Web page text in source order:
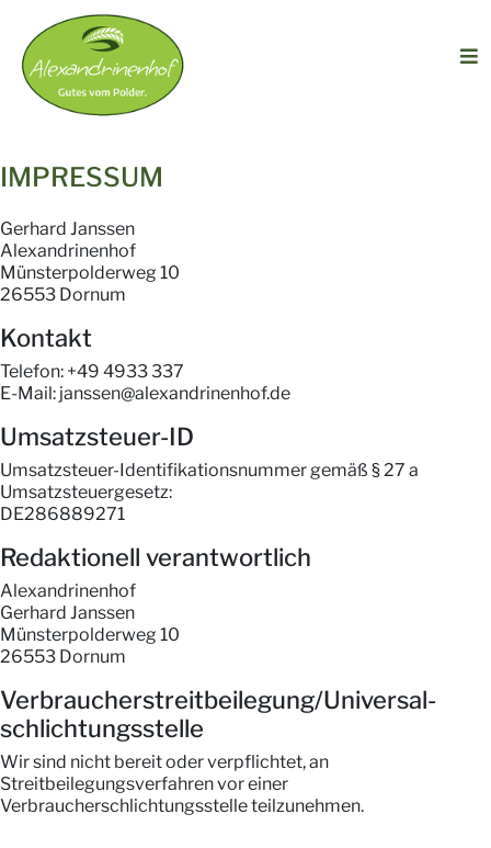
IMPRESSUM
Gerhard Janssen
Alexandrinenhof
Münsterpolderweg 10
26553 Dornum
Kontakt
Telefon: +49 4933 337
E-Mail: janssen@alexandrinenhof.de
Umsatzsteuer-ID
Umsatzsteuer-Identifikationsnummer gemäß § 27 a
Umsatzsteuergesetz:
DE286889271
Redaktionell verantwortlich
Alexandrinenhof
Gerhard Janssen
Münsterpolderweg 10
26553 Dornum
Verbraucher­streit­beilegung/Universal­
schlichtungs­stelle
Wir sind nicht bereit oder verpflichtet, an
Streitbeilegungsverfahren vor einer
Verbraucherschlichtungsstelle teilzunehmen.